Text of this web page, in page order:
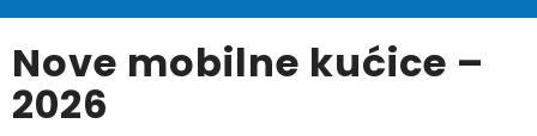
Nove mobilne kućice –
2026